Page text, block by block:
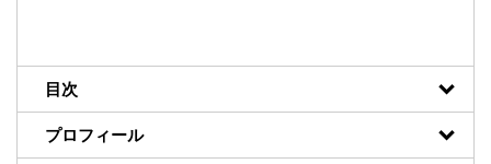
目次
プロフィール